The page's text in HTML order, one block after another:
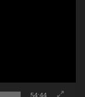
54:44